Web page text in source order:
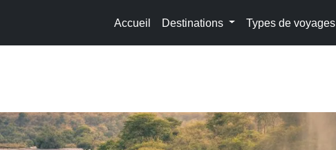
Accueil Destinations Types de voyages